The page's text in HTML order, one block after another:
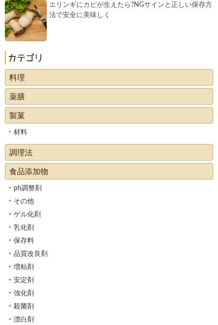
エリンギにカビが生えたら?NGサインと正しい保存方
法で安全に美味しく
料理
薬膳
製菓
材料
調理法
食品添加物
ph調整剤
その他
ゲル化剤
乳化剤
保存料
品質改良剤
増粘剤
安定剤
強化剤
殺菌剤
漂白剤